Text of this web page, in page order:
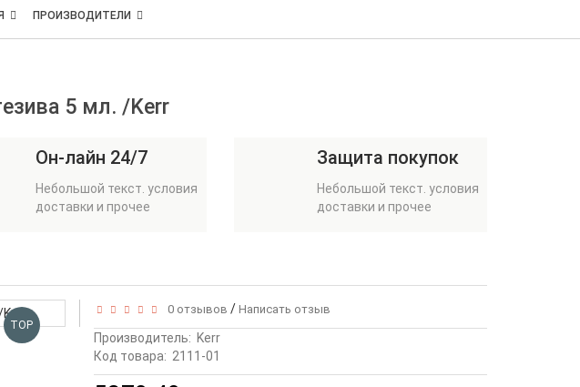
ПРОИЗВОДИТЕЛИ
5 мл. /Kerr
Он-лайн 24/7
Небольшой текст. условия
доставки и прочее
Защита покупок
Небольшой текст. условия
доставки и прочее
TOP
0 отзывов / Написать отзыв
Производитель: Kerr
Код товара: 2111-01